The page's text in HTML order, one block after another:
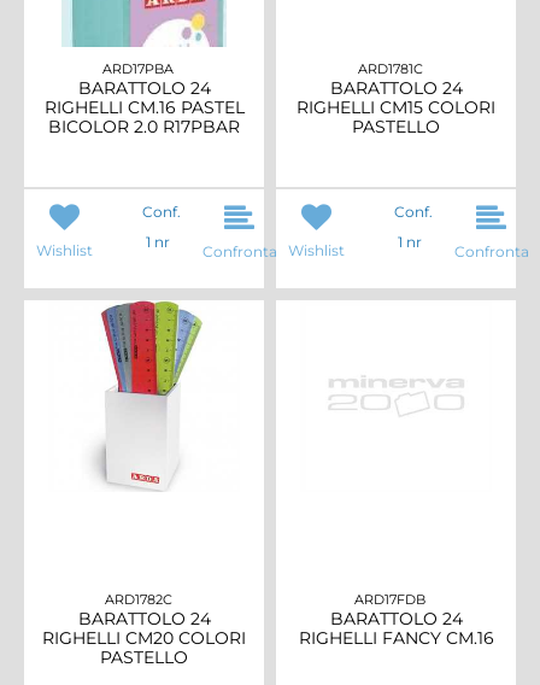
ARD17PBA
BARATTOLO 24
RIGHELLI CM.16 PASTEL
BICOLOR 2.0 R17PBAR
Wishlist
Conf.
1 nr
Confronta
ARD1781C
BARATTOLO 24
RIGHELLI CM15 COLORI
PASTELLO
Wishlist
Conf.
1 nr
Confronta
ARD1782C
BARATTOLO 24
RIGHELLI CM20 COLORI
PASTELLO
ARD17FDB
BARATTOLO 24
RIGHELLI FANCY CM.16